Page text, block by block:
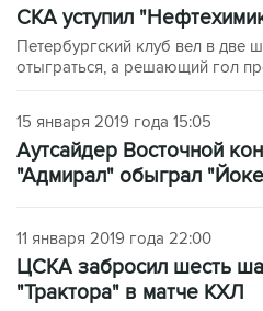
СКА уступил
Петербургский клуб вел в две
отыграться, а решающий гол
15 января 2019 года 15:05
Аутсайдер Восточной
"Адмирал" обыграл
11 января 2019 года 22:00
ЦСКА забросил шесть
"Трактора" в матче КХЛ